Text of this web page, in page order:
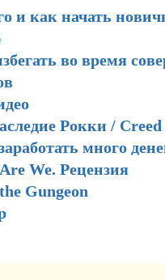
и как начать
во время
Рокки / Creed
много
We. Рецензия
Gungeon